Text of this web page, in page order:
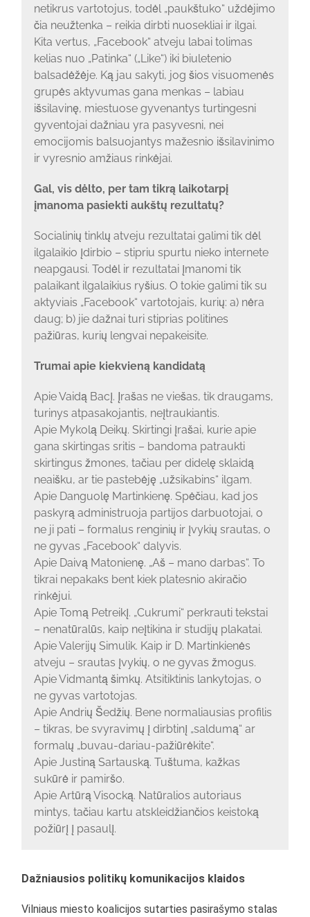
netikrus vartotojus, todėl „paukštuko“ uždėjimo
čia neužtenka – reikia dirbti nuosekliai ir ilgai.
Kita vertus, „Facebook“ atveju labai tolimas
kelias nuo „Patinka“ („Like“) iki biuletenio
balsadėžėje. Ką jau sakyti, jog šios visuomenės
grupės aktyvumas gana menkas – labiau
išsilavinę, miestuose gyvenantys turtingesni
gyventojai dažniau yra pasyvesni, nei
emocijomis balsuojantys mažesnio išsilavinimo
ir vyresnio amžiaus rinkėjai.
Gal, vis dėlto, per tam tikrą laikotarpį
įmanoma pasiekti aukštų rezultatų?
Socialinių tinklų atveju rezultatai galimi tik dėl
ilgalaikio įdirbio – stipriu spurtu nieko internete
neapgausi. Todėl ir rezultatai įmanomi tik
palaikant ilgalaikius ryšius. O tokie galimi tik su
aktyviais „Facebook“ vartotojais, kurių: a) nėra
daug; b) jie dažnai turi stiprias politines
pažiūras, kurių lengvai nepakeisite.
Trumai apie kiekvieną kandidatą
Apie Vaidą Bacį. Įrašas ne viešas, tik draugams,
turinys atpasakojantis, neįtraukiantis.
Apie Mykolą Deikų. Skirtingi įrašai, kurie apie
gana skirtingas sritis – bandoma patraukti
skirtingus žmones, tačiau per didelę sklaidą
neaišku, ar tie pastebėję „užsikabins“ ilgam.
Apie Danguolę Martinkienę. Spėčiau, kad jos
paskyrą administruoja partijos darbuotojai, o
ne ji pati – formalus renginių ir įvykių srautas, o
ne gyvas „Facebook“ dalyvis.
Apie Daivą Matonienę. „Aš – mano darbas“. To
tikrai nepakaks bent kiek platesnio akiračio
rinkėjui.
Apie Tomą Petreikį. „Cukrumi“ perkrauti tekstai
– nenatūralūs, kaip neįtikina ir studijų plakatai.
Apie Valerijų Simulik. Kaip ir D. Martinkienės
atveju – srautas įvykių, o ne gyvas žmogus.
Apie Vidmantą šimkų. Atsitiktinis lankytojas, o
ne gyvas vartotojas.
Apie Andrių Šedžių. Bene normaliausias profilis
– tikras, be svyravimų į dirbtinį „saldumą“ ar
formalų „buvau-dariau-pažiūrėkite“.
Apie Justiną Sartauską. Tuštuma, kažkas
sukūrė ir pamiršo.
Apie Artūrą Visocką. Natūralios autoriaus
mintys, tačiau kartu atskleidžiančios keistoką
požiūrį į pasaulį.
Dažniausios politikų komunikacijos klaidos
Vilniaus miesto koalicijos sutarties pasirašymo stalas